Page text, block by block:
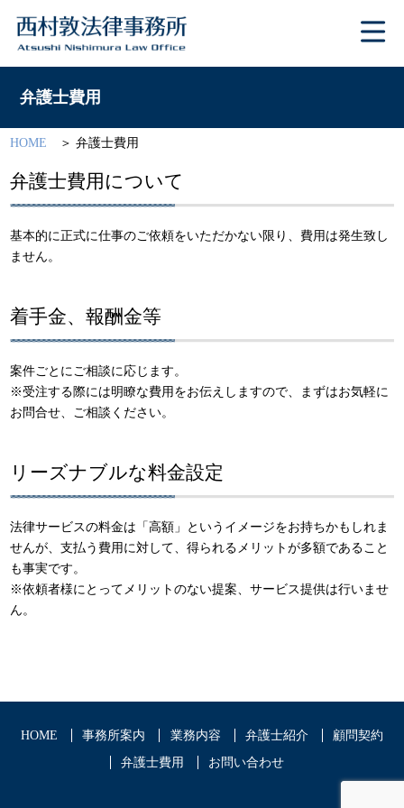
弁護士費用
HOME 弁護士費用
弁護士費用について
基本的に正式に仕事のご依頼をいただかない限り、費用は発生致し
ません。
着手金、報酬金等
案件ごとにご相談に応じます。
※受注する際には明瞭な費用をお伝えしますので、まずはお気軽に
お問合せ、ご相談ください。
リーズナブルな料金設定
法律サービスの料金は「高額」というイメージをお持ちかもしれま
せんが、支払う費用に対して、得られるメリットが多額であること
も事実です。
※依頼者様にとってメリットのない提案、サービス提供は行いませ
ん。
HOME 事務所案内 業務内容 弁護士紹介
顧問契約
弁護士費用
お問い合わせ